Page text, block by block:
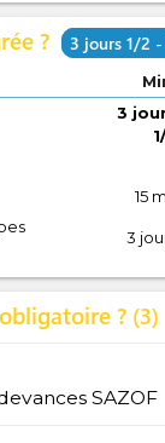
? 3 jours 1/2
3
15
3
? 3
SAZOF